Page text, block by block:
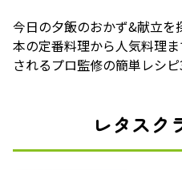
今日の夕飯のおかず&献立
本の定番料理から人気料理
されるプロ監修の簡単レシ
レタスク